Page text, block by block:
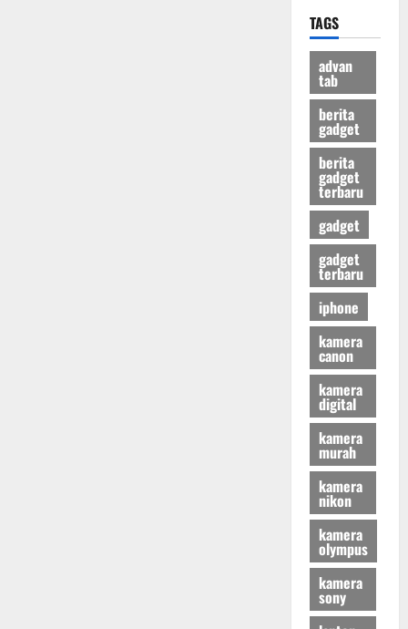
TAGS
advan
tab
berita
gadget
berita
gadget
terbaru
gadget
gadget
terbaru
iphone
kamera
canon
kamera
digital
kamera
murah
kamera
nikon
kamera
olympus
kamera
sony